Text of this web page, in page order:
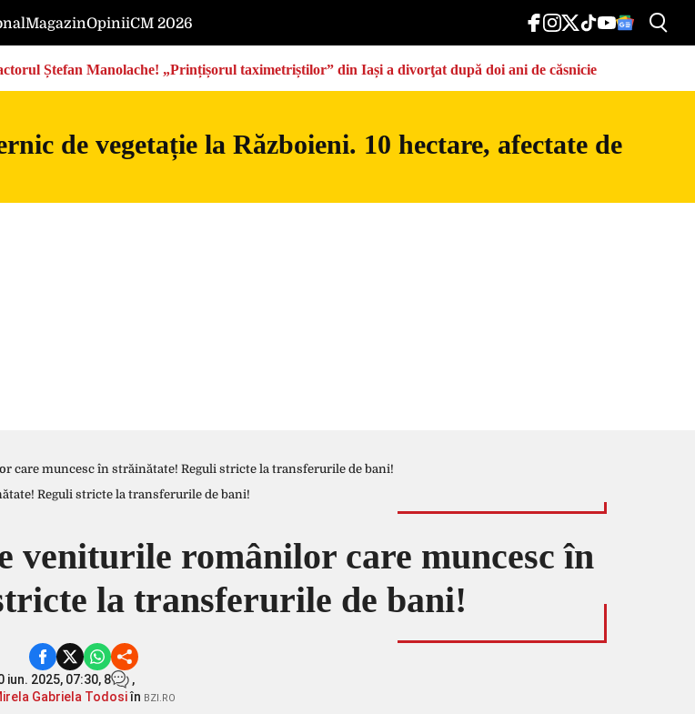
MagazinOpiniiCM 2026
Ștefan Manolache! „Prințișorul taximetriștilor” din Iași a divorţat după doi ani de căsnicie
de vegetație la Războieni. 10 hectare, afectate de
care muncesc în străinătate! Reguli stricte la transferurile de bani!
veniturile românilor care muncesc în
la transferurile de bani!
iun. 2025, 07:30, 8
,
Gabriela Todosiîn BZI.RO